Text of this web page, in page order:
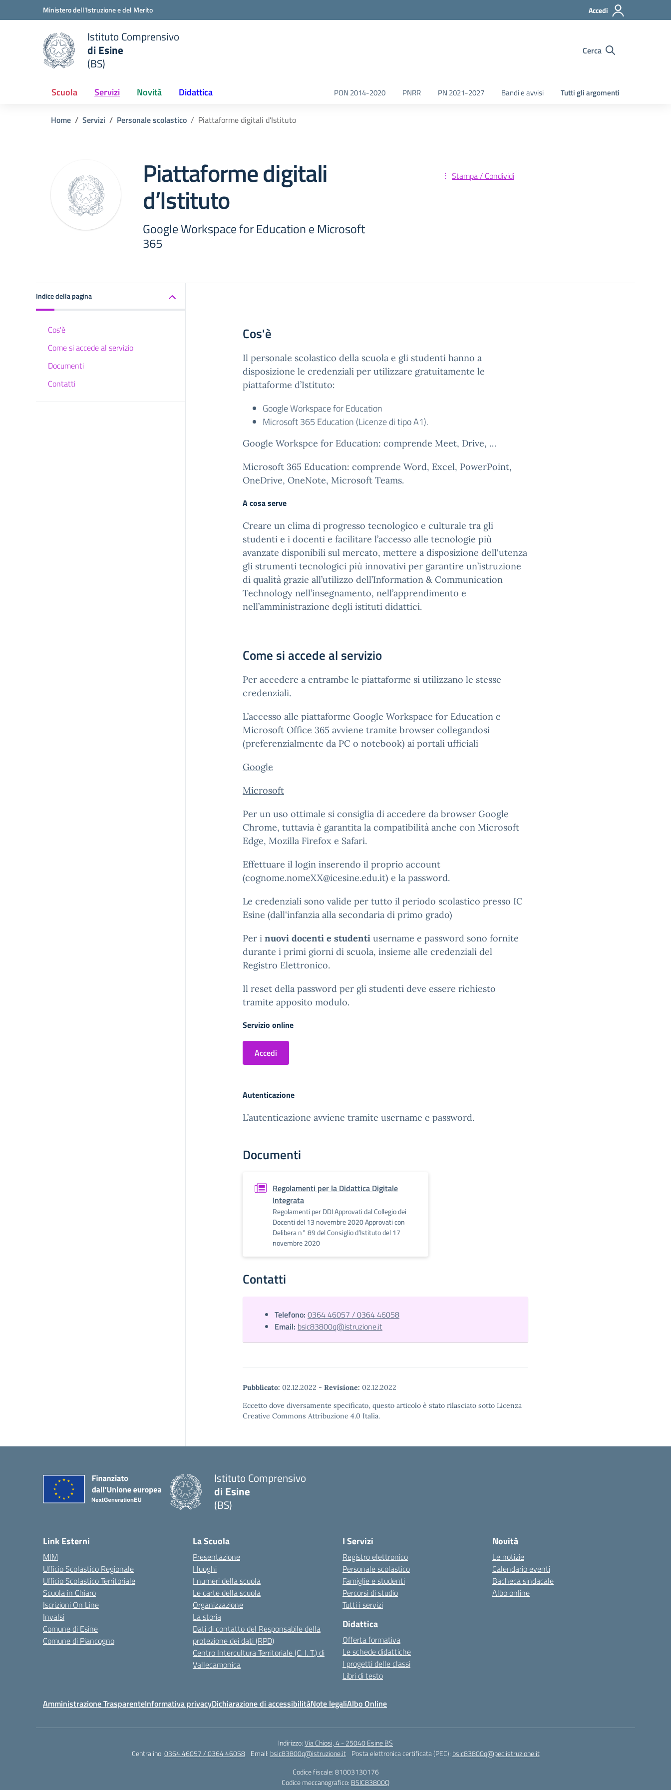
Vai ai contenuti
Vai al menu di navigazioneMinistero dell'Istruzione e del Merito Accedi
scuola
Istituto Comprensivo
di Esine
(BS)
Cerca
Scuola Servizi Novità Didattica PON 2014-2020 PNRR PN 2021-2027 Bandi e avvisi Tutti gli argomenti
Home Servizi Personale scolastico Piattaforme digitali d’Istituto
Piattaforme digitali
d’Istituto
Google Workspace for Education e Microsoft
365
Stampa / Condividi
Indice della pagina
Cos'è
Come si accede al servizio
Documenti
Contatti
Cos'è
Il personale scolastico della scuola e gli studenti hanno a
disposizione le credenziali per utilizzare gratuitamente le
piattaforme d’Istituto:
Google Workspace for Education
Microsoft 365 Education (Licenze di tipo A1).
Google Workspce for Education: comprende Meet, Drive, …
Microsoft 365 Education: comprende Word, Excel, PowerPoint,
OneDrive, OneNote, Microsoft Teams.
A cosa serve
Creare un clima di progresso tecnologico e culturale tra gli
studenti e i docenti e facilitare l’accesso alle tecnologie più
avanzate disponibili sul mercato, mettere a disposizione dell'utenza
gli strumenti tecnologici più innovativi per garantire un’istruzione
di qualità grazie all’utilizzo dell’Information & Communication
Technology nell’insegnamento, nell’apprendimento e
nell’amministrazione degli istituti didattici.
Come si accede al servizio
Per accedere a entrambe le piattaforme si utilizzano le stesse
credenziali.
L’accesso alle piattaforme Google Workspace for Education e
Microsoft Office 365 avviene tramite browser collegandosi
(preferenzialmente da PC o notebook) ai portali ufficiali
Google
Microsoft
Per un uso ottimale si consiglia di accedere da browser Google
Chrome, tuttavia è garantita la compatibilità anche con Microsoft
Edge, Mozilla Firefox e Safari.
Effettuare il login inserendo il proprio account
(cognome.nomeXX@icesine.edu.it) e la password.
Le credenziali sono valide per tutto il periodo scolastico presso IC
Esine (dall'infanzia alla secondaria di primo grado)
Per i nuovi docenti e studenti username e password sono fornite
durante i primi giorni di scuola, insieme alle credenziali del
Registro Elettronico.
Il reset della password per gli studenti deve essere richiesto
tramite apposito modulo.
Servizio online
Accedi
Autenticazione
L’autenticazione avviene tramite username e password.
Documenti
Regolamenti per la Didattica Digitale
Integrata
Regolamenti per DDI Approvati dal Collegio dei
Docenti del 13 novembre 2020 Approvati con
Delibera n° 89 del Consiglio d’Istituto del 17
novembre 2020
Contatti
Telefono: 0364 46057 / 0364 46058
Email: bsic83800q@istruzione.it
Pubblicato: 02.12.2022 - Revisione: 02.12.2022
Eccetto dove diversamente specificato, questo articolo è stato rilasciato sotto Licenza
Creative Commons Attribuzione 4.0 Italia.
Istituto Comprensivo
di Esine
(BS)
Link Esterni
MIM
Ufficio Scolastico Regionale
Ufficio Scolastico Territoriale
Scuola in Chiaro
Iscrizioni On Line
Invalsi
Comune di Esine
Comune di Piancogno
La Scuola
Presentazione
I luoghi
I numeri della scuola
Le carte della scuola
Organizzazione
La storia
Dati di contatto del Responsabile della
protezione dei dati (RPD)
Centro Intercultura Territoriale (C. I. T.) di
Vallecamonica
I Servizi
Registro elettronico
Personale scolastico
Famiglie e studenti
Percorsi di studio
Tutti i servizi
Didattica
Offerta formativa
Le schede didattiche
I progetti delle classi
Libri di testo
Novità
Le notizie
Calendario eventi
Bacheca sindacale
Albo online
Amministrazione TrasparenteInformativa privacyDichiarazione di accessibilitàNote legaliAlbo Online
Indirizzo:Via Chiosi, 4 - 25040 Esine BS
Centralino:0364 46057 / 0364 46058 Email: bsic83800q@istruzione.it Posta elettronica certificata (PEC): bsic83800q@pec.istruzione.it
Codice fiscale: 81003130176
Codice meccanografico: BSIC83800Q